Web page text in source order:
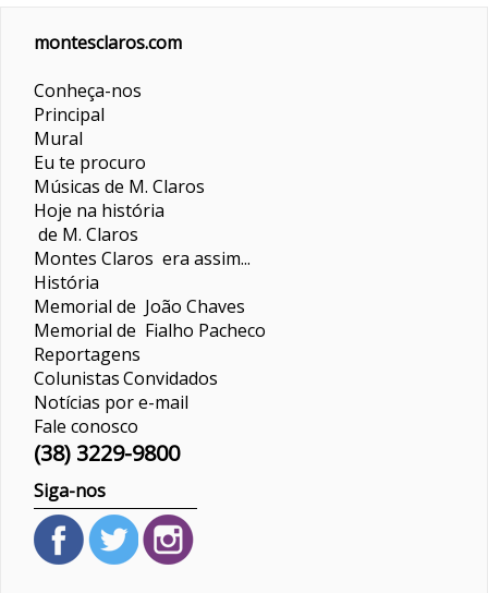
montesclaros.com
Conheça-nos
Principal
Mural
Eu te procuro
Músicas de M. Claros
Hoje na história
de M. Claros
Montes Claros era assim...
História
Memorial de João Chaves
Memorial de Fialho Pacheco
Reportagens
ColunistasConvidados
Notícias por e-mail
Fale conosco
(38) 3229-9800
Siga-nos